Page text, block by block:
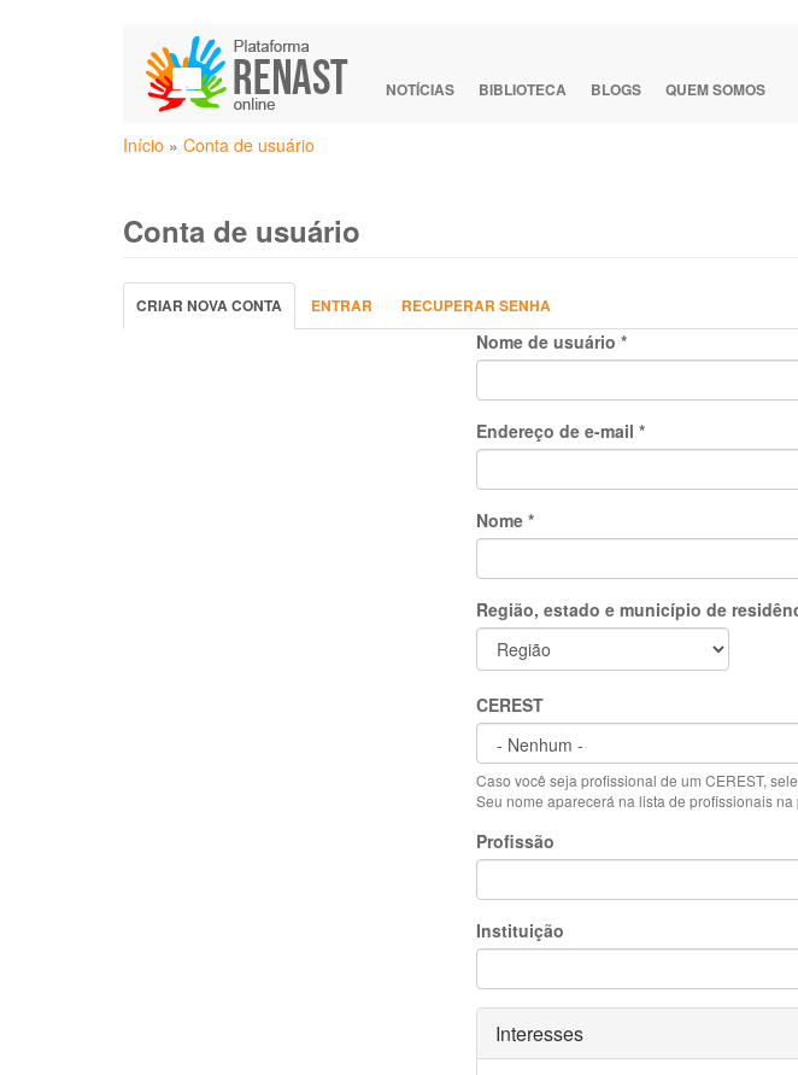
NOTÍCIAS BIBLIOTECA BLOGS QUEM SOMOS
Você
Início » Conta de usuário
Conta de usuário
Abas
primárias
CRIAR NOVA CONTA (ABA
ATIVA)
ENTRAR RECUPERAR SENHA
Nome de usuário *
Endereço de e-mail *
Nome *
Região, estado e município de
CEREST
Caso você seja profissional de um CEREST,
Seu nome aparecerá na lista de profissionais
Profissão
Instituição
Ocultar
Interesses